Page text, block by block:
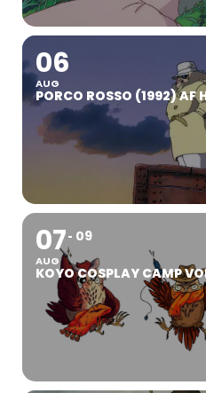
06
AUG
PORCO ROSSO (1992) AF
07
AUG
09
KOYO COSPLAY CAMP